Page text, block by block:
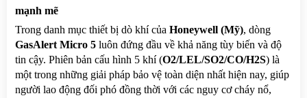
mạnh mẽ
Trong danh mục thiết bị dò khí của Honeywell (Mỹ)
GasAlert Micro 5 luôn đứng đầu về khả năng tùy biến và độ
tin cậy. Phiên bản cấu hình 5 khí (O2/LEL/SO2/CO/H2S) là
một trong những giải pháp bảo vệ toàn diện nhất hiện nay, giúp
người lao động đối phó đồng thời với các nguy cơ cháy nổ,